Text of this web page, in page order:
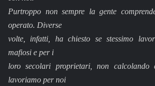
Purtroppo non sempre la gente
operato. Diverse
volte, infatti, ha chiesto se stessimo
mafiosi e per i
loro secolari proprietari, non
lavoriamo per noi